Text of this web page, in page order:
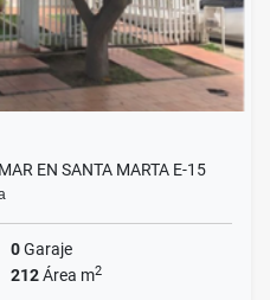
EN SANTA MARTA E-15
0Garaje
212Área m2